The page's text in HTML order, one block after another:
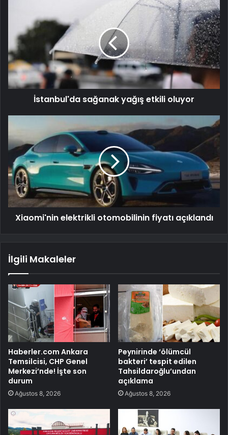
İstanbul'da sağanak yağış etkili oluyor
Xiaomi'nin elektrikli otomobilinin fiyatı açıklandı
İlgili Makaleler
Haberler.com Ankara
Temsilcisi, CHP Genel
Merkezi’nde! İşte son
durum
Ağustos 8, 2026
Peynirinde ‘ölümcül
bakteri’ tespit edilen
Tahsildaroğlu’undan
açıklama
Ağustos 8, 2026